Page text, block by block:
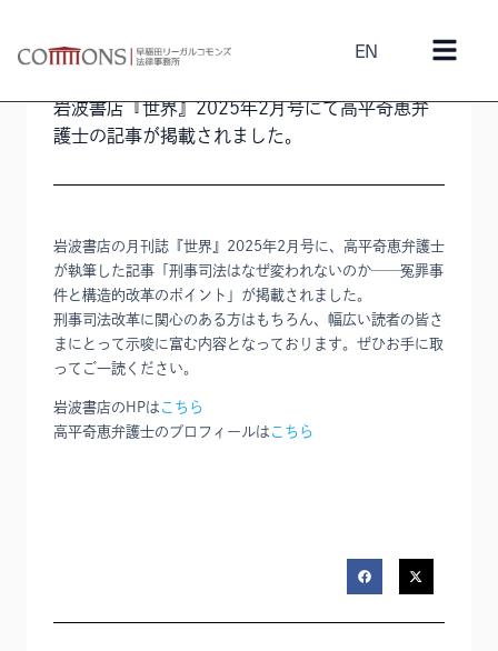
EN
2025年1月14日 論文・執筆
岩波書店『世界』2025年2月号にて高平奇恵弁
護士の記事が掲載されました。
岩波書店の月刊誌『世界』2025年2月号に、高平奇恵弁護士
が執筆した記事「刑事司法はなぜ変われないのか──冤罪事
件と構造的改革のポイント」が掲載されました。
刑事司法改革に関心のある方はもちろん、幅広い読者の皆さ
まにとって示唆に富む内容となっております。ぜひお手に取
ってご一読ください。
岩波書店のHPは こちら
高平奇恵弁護士のプロフィールは こちら